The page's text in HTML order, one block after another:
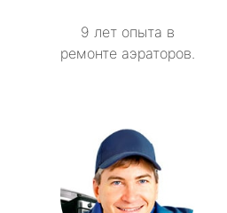
9 лет опыта в
ремонте аэраторов.